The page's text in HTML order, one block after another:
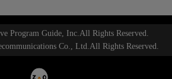
Program Guide, Inc.All Rights Reserved.
Co., Ltd.All Rights Reserved.